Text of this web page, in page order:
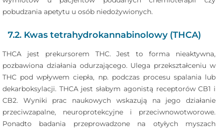
pobudzania apetytu u osób niedożywionych.
7.2. Kwas tetrahydrokannabinolowy (THCA)
THCA jest prekursorem THC. Jest to forma nieaktywna,
pozbawiona działania odurzającego. Ulega przekształceniu w
THC pod wpływem ciepła, np. podczas procesu spalania lub
dekarboksylacji. THCA jest słabym agonistą receptorów CB1 i
CB2. Wyniki prac naukowych wskazują na jego działanie
przeciwzapalne, neuroprotekcyjne i przeciwnowotworowe.
Ponadto badania przeprowadzone na otyłych myszach